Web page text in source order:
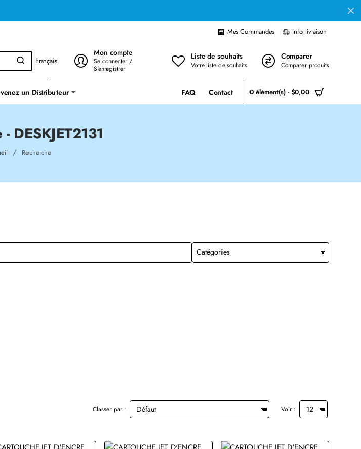
Mes Commandes Info livraison
Français
Mon compte
Se connecter /
S'enregistrer
Liste de souhaits
Votre liste de souhaits
Comparer
Comparer produits
un Distributeur FAQ Contact 0 élément(s) - $0,00
DESKJET2131
homeRecherche
Classer par : Voir :